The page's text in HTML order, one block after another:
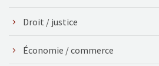
Droit / justice
Économie / commerce